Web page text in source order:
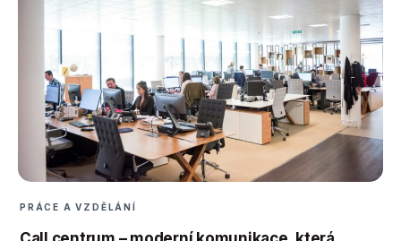
PRÁCE A VZDĚLÁNÍ